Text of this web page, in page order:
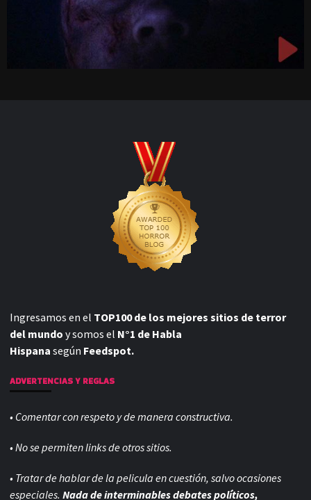
Ingresamos en el TOP100 de los mejores sitios de terror
del mundo y somos el N°1 de Habla
Hispana según Feedspot.
ADVERTENCIAS Y REGLAS
• Comentar con respeto y de manera constructiva.
• No se permiten links de otros sitios.
• Tratar de hablar de la pelicula en cuestión, salvo ocasiones
especiales. Nada de interminables debates políticos,